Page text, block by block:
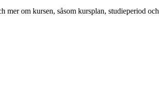
om kursen, såsom kursplan, studieperiod och